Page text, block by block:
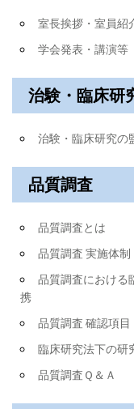
ゲ
ー
シ
ョ
ン
室長挨拶・室員紹
学会発表・講演等
治験・臨床研
治験・臨床研究の
品質調査
品質調査とは
品質調査 実施体制
品質調査における
携
品質調査 確認項目
臨床研究法下の研
品質調査Ｑ＆Ａ